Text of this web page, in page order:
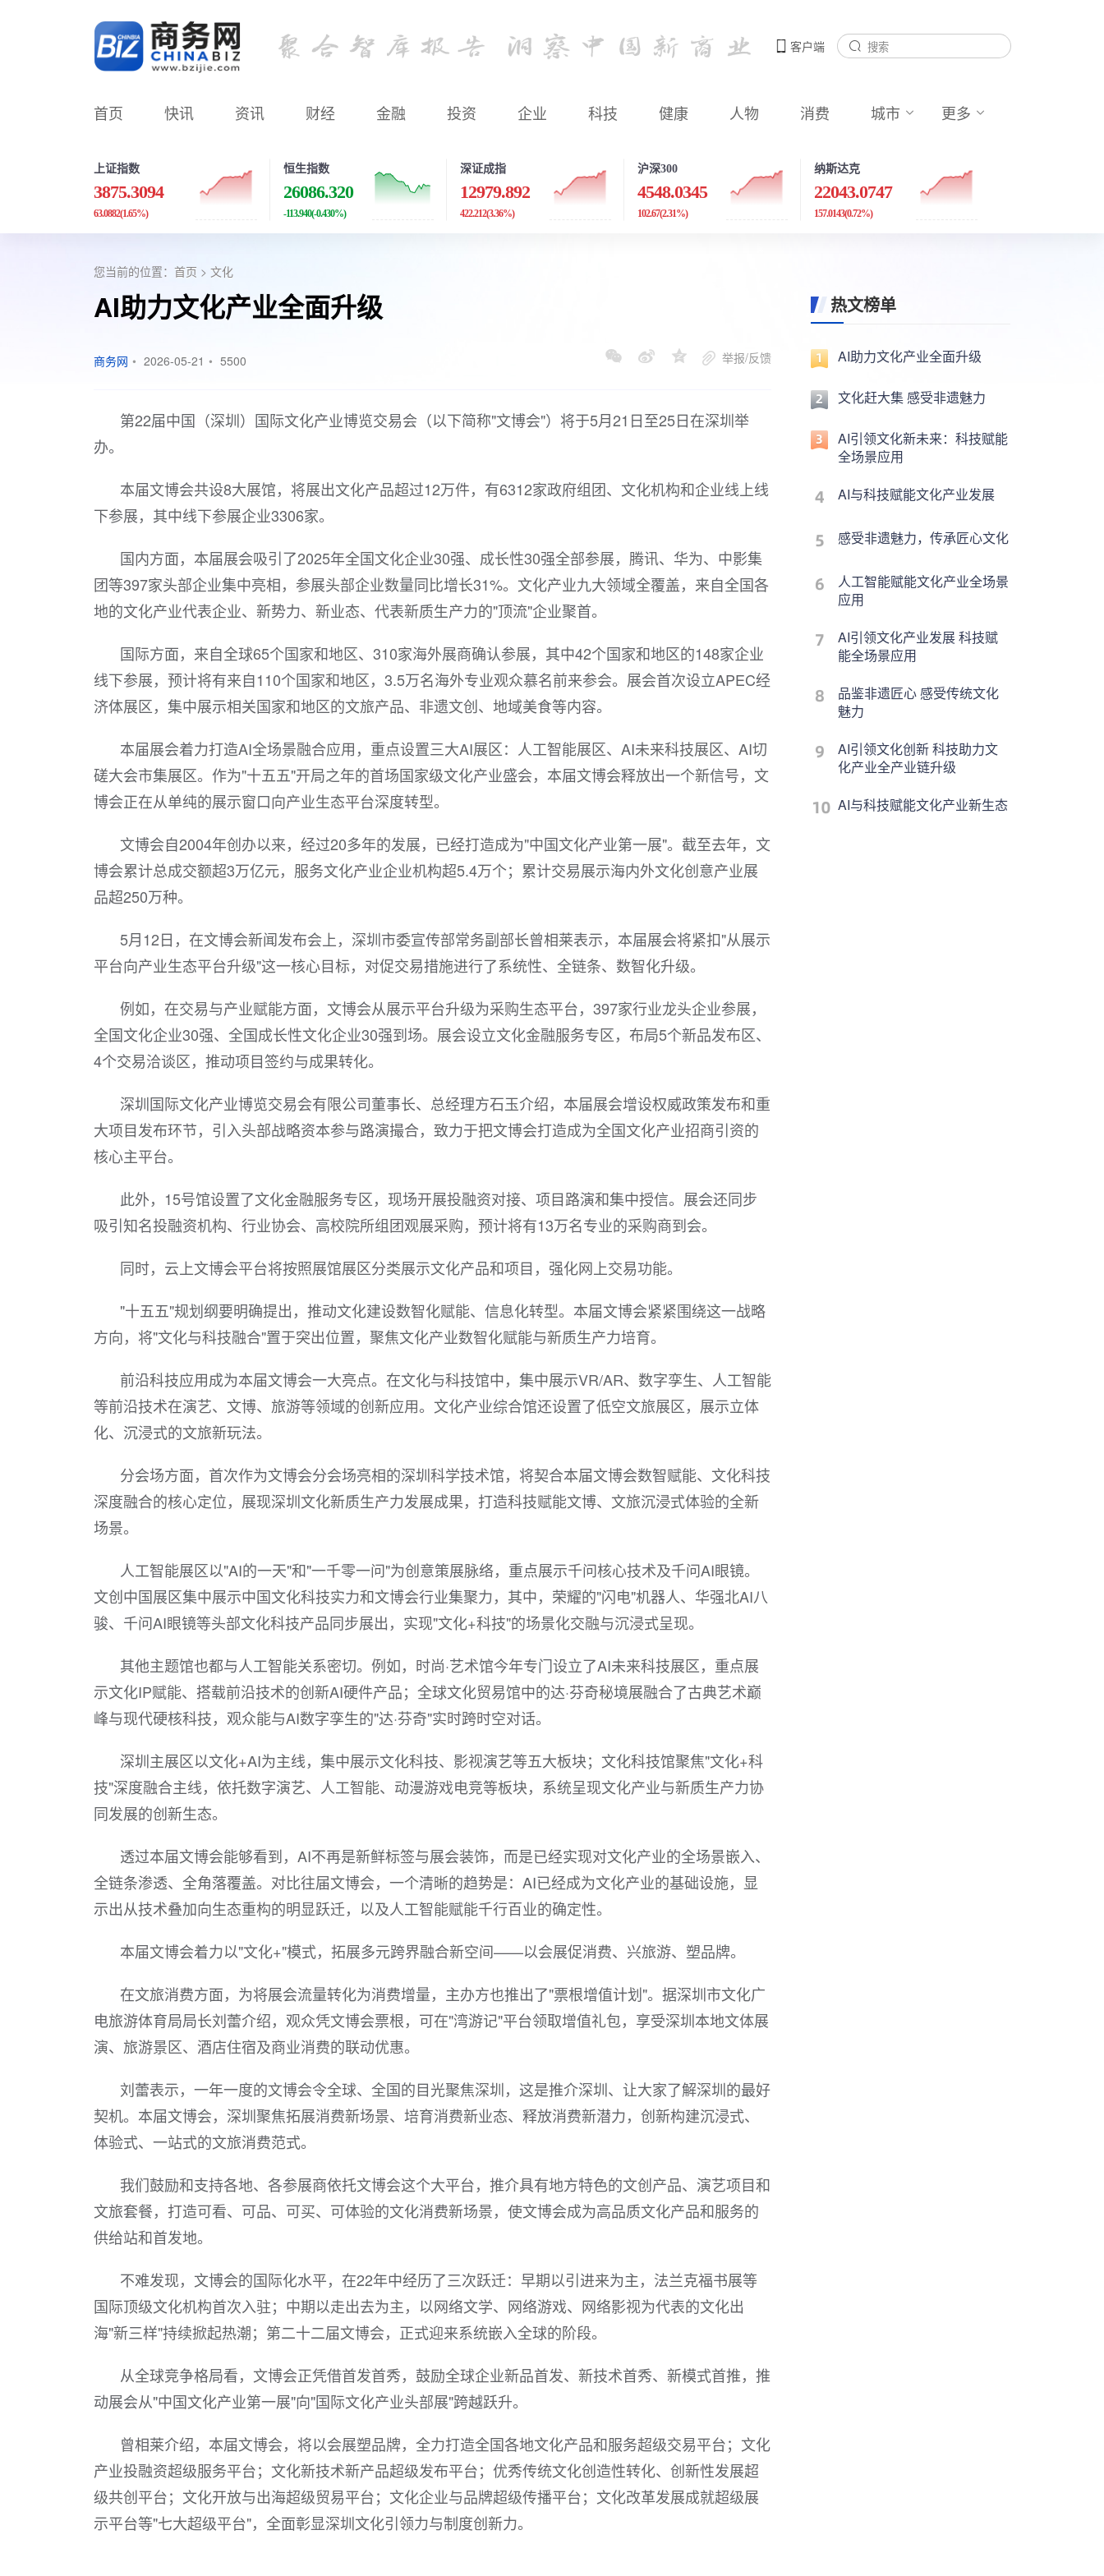
客户端
首页 快讯 资讯 财经 金融 投资 企业 科技 健康 人物 消费 城市 更多
上证指数
3875.3094
63.0882(1.65%)
恒生指数
26086.320
-113.940(-0.430%)
深证成指
12979.892
422.212(3.36%)
沪深300
4548.0345
102.67(2.31%)
纳斯达克
22043.0747
157.0143(0.72%)
您当前的位置： 首页 > 文化
AI助力文化产业全面升级
商务网 • 2026-05-21 • 5500 举报/反馈
第22届中国（深圳）国际文化产业博览交易会（以下简称"文博会"）将于5月21日至25日在深圳举
办。
本届文博会共设8大展馆，将展出文化产品超过12万件，有6312家政府组团、文化机构和企业线上线
下参展，其中线下参展企业3306家。
国内方面，本届展会吸引了2025年全国文化企业30强、成长性30强全部参展，腾讯、华为、中影集
团等397家头部企业集中亮相，参展头部企业数量同比增长31%。文化产业九大领域全覆盖，来自全国各
地的文化产业代表企业、新势力、新业态、代表新质生产力的"顶流"企业聚首。
国际方面，来自全球65个国家和地区、310家海外展商确认参展，其中42个国家和地区的148家企业
线下参展，预计将有来自110个国家和地区，3.5万名海外专业观众慕名前来参会。展会首次设立APEC经
济体展区，集中展示相关国家和地区的文旅产品、非遗文创、地域美食等内容。
本届展会着力打造AI全场景融合应用，重点设置三大AI展区：人工智能展区、AI未来科技展区、AI切
磋大会市集展区。作为"十五五"开局之年的首场国家级文化产业盛会，本届文博会释放出一个新信号，文
博会正在从单纯的展示窗口向产业生态平台深度转型。
文博会自2004年创办以来，经过20多年的发展，已经打造成为"中国文化产业第一展"。截至去年，文
博会累计总成交额超3万亿元，服务文化产业企业机构超5.4万个；累计交易展示海内外文化创意产业展
品超250万种。
5月12日，在文博会新闻发布会上，深圳市委宣传部常务副部长曾相莱表示，本届展会将紧扣"从展示
平台向产业生态平台升级"这一核心目标，对促交易措施进行了系统性、全链条、数智化升级。
例如，在交易与产业赋能方面，文博会从展示平台升级为采购生态平台，397家行业龙头企业参展，
全国文化企业30强、全国成长性文化企业30强到场。展会设立文化金融服务专区，布局5个新品发布区、
4个交易洽谈区，推动项目签约与成果转化。
深圳国际文化产业博览交易会有限公司董事长、总经理方石玉介绍，本届展会增设权威政策发布和重
大项目发布环节，引入头部战略资本参与路演撮合，致力于把文博会打造成为全国文化产业招商引资的
核心主平台。
此外，15号馆设置了文化金融服务专区，现场开展投融资对接、项目路演和集中授信。展会还同步
吸引知名投融资机构、行业协会、高校院所组团观展采购，预计将有13万名专业的采购商到会。
同时，云上文博会平台将按照展馆展区分类展示文化产品和项目，强化网上交易功能。
"十五五"规划纲要明确提出，推动文化建设数智化赋能、信息化转型。本届文博会紧紧围绕这一战略
方向，将"文化与科技融合"置于突出位置，聚焦文化产业数智化赋能与新质生产力培育。
前沿科技应用成为本届文博会一大亮点。在文化与科技馆中，集中展示VR/AR、数字孪生、人工智能
等前沿技术在演艺、文博、旅游等领域的创新应用。文化产业综合馆还设置了低空文旅展区，展示立体
化、沉浸式的文旅新玩法。
分会场方面，首次作为文博会分会场亮相的深圳科学技术馆，将契合本届文博会数智赋能、文化科技
深度融合的核心定位，展现深圳文化新质生产力发展成果，打造科技赋能文博、文旅沉浸式体验的全新
场景。
人工智能展区以"AI的一天"和"一千零一问"为创意策展脉络，重点展示千问核心技术及千问AI眼镜。
文创中国展区集中展示中国文化科技实力和文博会行业集聚力，其中，荣耀的"闪电"机器人、华强北AI八
骏、千问AI眼镜等头部文化科技产品同步展出，实现"文化+科技"的场景化交融与沉浸式呈现。
其他主题馆也都与人工智能关系密切。例如，时尚·艺术馆今年专门设立了AI未来科技展区，重点展
示文化IP赋能、搭载前沿技术的创新AI硬件产品；全球文化贸易馆中的达·芬奇秘境展融合了古典艺术巅
峰与现代硬核科技，观众能与AI数字孪生的"达·芬奇"实时跨时空对话。
深圳主展区以文化+AI为主线，集中展示文化科技、影视演艺等五大板块；文化科技馆聚焦"文化+科
技"深度融合主线，依托数字演艺、人工智能、动漫游戏电竞等板块，系统呈现文化产业与新质生产力协
同发展的创新生态。
透过本届文博会能够看到，AI不再是新鲜标签与展会装饰，而是已经实现对文化产业的全场景嵌入、
全链条渗透、全角落覆盖。对比往届文博会，一个清晰的趋势是：AI已经成为文化产业的基础设施，显
示出从技术叠加向生态重构的明显跃迁，以及人工智能赋能千行百业的确定性。
本届文博会着力以"文化+"模式，拓展多元跨界融合新空间——以会展促消费、兴旅游、塑品牌。
在文旅消费方面，为将展会流量转化为消费增量，主办方也推出了"票根增值计划"。据深圳市文化广
电旅游体育局局长刘蕾介绍，观众凭文博会票根，可在"湾游记"平台领取增值礼包，享受深圳本地文体展
演、旅游景区、酒店住宿及商业消费的联动优惠。
刘蕾表示，一年一度的文博会令全球、全国的目光聚焦深圳，这是推介深圳、让大家了解深圳的最好
契机。本届文博会，深圳聚焦拓展消费新场景、培育消费新业态、释放消费新潜力，创新构建沉浸式、
体验式、一站式的文旅消费范式。
我们鼓励和支持各地、各参展商依托文博会这个大平台，推介具有地方特色的文创产品、演艺项目和
文旅套餐，打造可看、可品、可买、可体验的文化消费新场景，使文博会成为高品质文化产品和服务的
供给站和首发地。
不难发现，文博会的国际化水平，在22年中经历了三次跃迁：早期以引进来为主，法兰克福书展等
国际顶级文化机构首次入驻；中期以走出去为主，以网络文学、网络游戏、网络影视为代表的文化出
海"新三样"持续掀起热潮；第二十二届文博会，正式迎来系统嵌入全球的阶段。
从全球竞争格局看，文博会正凭借首发首秀，鼓励全球企业新品首发、新技术首秀、新模式首推，推
动展会从"中国文化产业第一展"向"国际文化产业头部展"跨越跃升。
曾相莱介绍，本届文博会，将以会展塑品牌，全力打造全国各地文化产品和服务超级交易平台；文化
产业投融资超级服务平台；文化新技术新产品超级发布平台；优秀传统文化创造性转化、创新性发展超
级共创平台；文化开放与出海超级贸易平台；文化企业与品牌超级传播平台；文化改革发展成就超级展
示平台等"七大超级平台"，全面彰显深圳文化引领力与制度创新力。
热文榜单
AI助力文化产业全面升级
文化赶大集 感受非遗魅力
AI引领文化新未来：科技赋能
全场景应用
AI与科技赋能文化产业发展
感受非遗魅力，传承匠心文化
人工智能赋能文化产业全场景
应用
AI引领文化产业发展 科技赋
能全场景应用
品鉴非遗匠心 感受传统文化
魅力
AI引领文化创新 科技助力文
化产业全产业链升级
AI与科技赋能文化产业新生态